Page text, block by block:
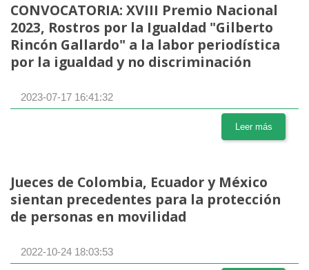
CONVOCATORIA: XVIII Premio Nacional
2023, Rostros por la Igualdad "Gilberto
Rincón Gallardo" a la labor periodística
por la igualdad y no discriminación
2023-07-17 16:41:32
Leer más
Jueces de Colombia, Ecuador y México
sientan precedentes para la protección
de personas en movilidad
2022-10-24 18:03:53